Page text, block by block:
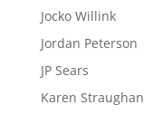
Jocko Willink
Jordan Peterson
JP Sears
Karen Straughan